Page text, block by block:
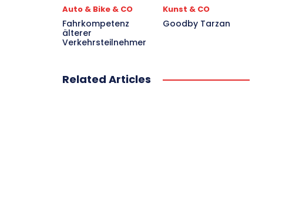
Auto & Bike & CO
Fahrkompetenz
älterer
Verkehrsteilnehmer
Kunst & CO
Goodby Tarzan
Related Articles